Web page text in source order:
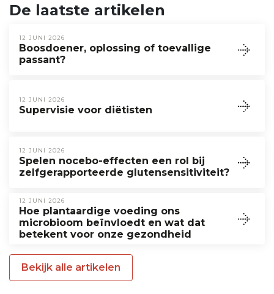
De laatste artikelen
12 JUNI 2026
Boosdoener, oplossing of toevallige
passant?
12 JUNI 2026
Supervisie voor diëtisten
12 JUNI 2026
Spelen nocebo-effecten een rol bij
zelfgerapporteerde glutensensitiviteit?
12 JUNI 2026
Hoe plantaardige voeding ons
microbioom beïnvloedt en wat dat
betekent voor onze gezondheid
Bekijk alle artikelen